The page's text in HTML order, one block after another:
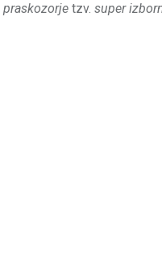
praskozorje tzv. super